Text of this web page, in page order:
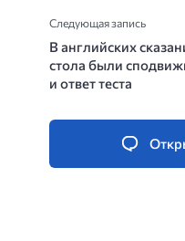
Следующая запись
В английских
стола были
и ответ теста